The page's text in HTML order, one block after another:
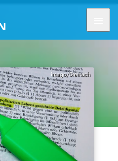
imago/Steinach